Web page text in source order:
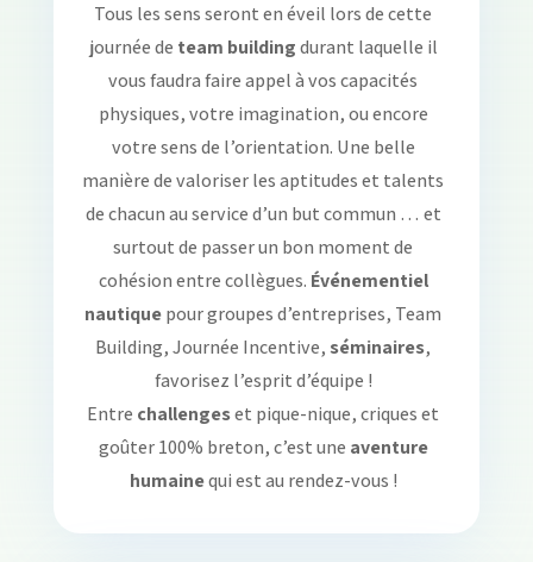
Tous les sens seront en éveil lors de cette
journée de team buildingdurant laquelle il
vous faudra faire appel à vos capacités
physiques, votre imagination, ou encore
votre sens de l’orientation. Une belle
manière de valoriser les aptitudes et talents
de chacun au service d’un but commun … et
surtout de passer un bon moment de
cohésion entre collègues. Événementiel
nautiquepour groupes d’entreprises, Team
Building, Journée Incentive, séminaires,
favorisez l’esprit d’équipe !
Entre challengeset pique-nique, criques et
goûter 100% breton, c’est une aventure
humainequi est au rendez-vous !